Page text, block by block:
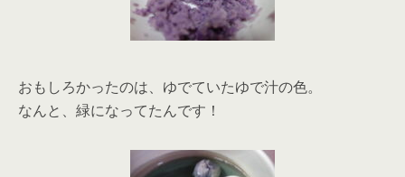
おもしろかったのは、ゆでていたゆで汁の色。
なんと、緑になってたんです！